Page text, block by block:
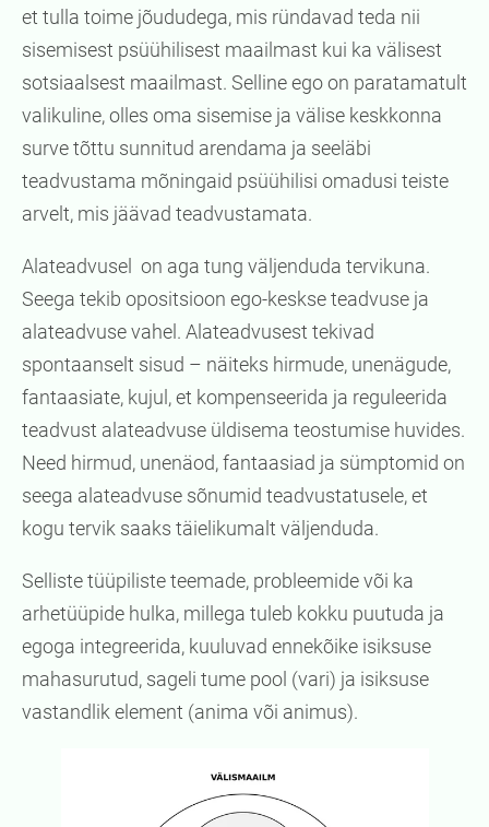
et tulla toime jõududega, mis ründavad teda nii
sisemisest psüühilisest maailmast kui ka välisest
sotsiaalsest maailmast. Selline ego on paratamatult
valikuline, olles oma sisemise ja välise keskkonna
surve tõttu sunnitud arendama ja seeläbi
teadvustama mõningaid psüühilisi omadusi teiste
arvelt, mis jäävad teadvustamata.
Alateadvusel on aga tung väljenduda tervikuna.
Seega tekib opositsioon ego-keskse teadvuse ja
alateadvuse vahel. Alateadvusest tekivad
spontaanselt sisud – näiteks hirmude, unenägude,
fantaasiate, kujul, et kompenseerida ja reguleerida
teadvust alateadvuse üldisema teostumise huvides.
Need hirmud, unenäod, fantaasiad ja sümptomid on
seega alateadvuse sõnumid teadvustatusele, et
kogu tervik saaks täielikumalt väljenduda.
Selliste tüüpiliste teemade, probleemide või ka
arhetüüpide hulka, millega tuleb kokku puutuda ja
egoga integreerida, kuuluvad ennekõike isiksuse
mahasurutud, sageli tume pool (vari) ja isiksuse
vastandlik element (anima või animus).